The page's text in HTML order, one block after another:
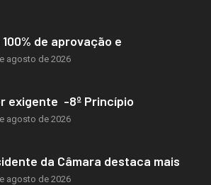
100% de aprovação e
agosto de 2026
exigente -8º Princípio
agosto de 2026
da Câmara destaca mais
agosto de 2026